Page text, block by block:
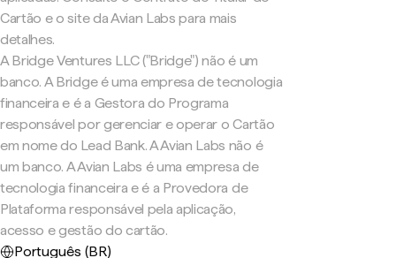
Cartão e o site da Avian Labs para mais
detalhes.
A Bridge Ventures LLC ("Bridge") não é um
banco. A Bridge é uma empresa de tecnologia
financeira e é a Gestora do Programa
responsável por gerenciar e operar o Cartão
em nome do Lead Bank. A Avian Labs não é
um banco. A Avian Labs é uma empresa de
tecnologia financeira e é a Provedora de
Plataforma responsável pela aplicação,
acesso e gestão do cartão.
Português (BR)